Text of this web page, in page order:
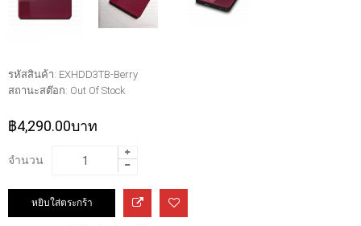
รหัสสินค้า: EXHDD3TB-Berry
สถานะสต๊อก: Out Of Stock
฿4,290.00บาท
จำนวน